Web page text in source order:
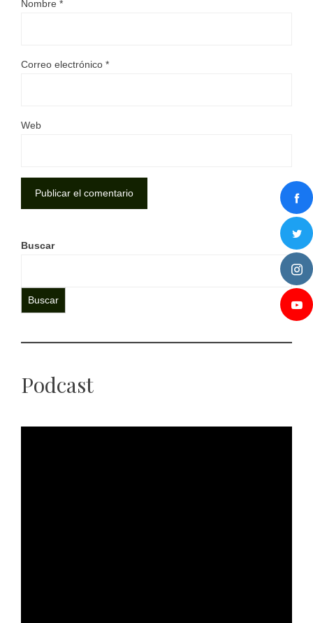
Nombre *
Correo electrónico *
Web
Buscar
Buscar
Podcast